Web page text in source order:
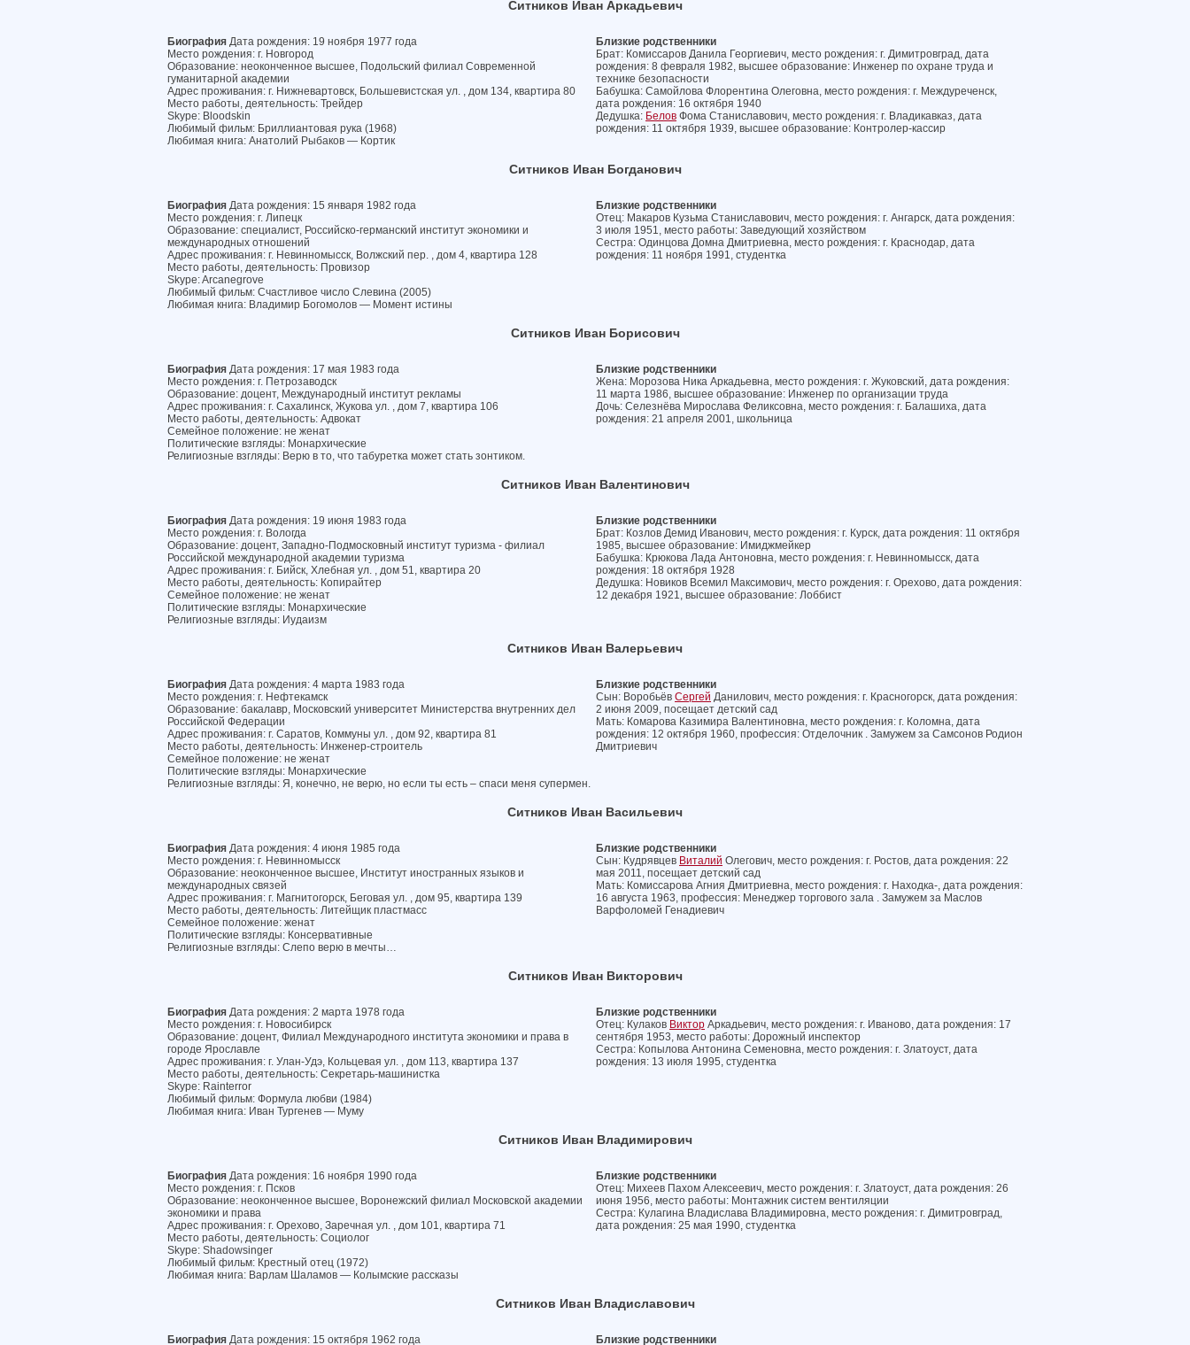
Ситников Иван Аркадьевич
Биография Дата рождения: 19 ноября 1977 года
Место рождения: г. Новгород
Образование: неоконченное высшее, Подольский филиал Современной
гуманитарной академии
Адрес проживания: г. Нижневартовск, Большевистская ул. , дом 134, квартира 80
Место работы, деятельность: Трейдер
Skype: Bloodskin
Любимый фильм: Бриллиантовая рука (1968)
Любимая книга: Анатолий Рыбаков — Кортик
Близкие родственники
Брат: Комиссаров Данила Георгиевич, место рождения: г. Димитровград, дата
рождения: 8 февраля 1982, высшее образование: Инженер по охране труда и
технике безопасности
Бабушка: Самойлова Флорентина Олеговна, место рождения: г. Междуреченск,
дата рождения: 16 октября 1940
Дедушка: Белов Фома Станиславович, место рождения: г. Владикавказ, дата
рождения: 11 октября 1939, высшее образование: Контролер-кассир
Ситников Иван Богданович
Биография Дата рождения: 15 января 1982 года
Место рождения: г. Липецк
Образование: специалист, Российско-германский институт экономики и
международных отношений
Адрес проживания: г. Невинномысск, Волжский пер. , дом 4, квартира 128
Место работы, деятельность: Провизор
Skype: Arcanegrove
Любимый фильм: Счастливое число Слевина (2005)
Любимая книга: Владимир Богомолов — Момент истины
Близкие родственники
Отец: Макаров Кузьма Станиславович, место рождения: г. Ангарск, дата рождения:
3 июля 1951, место работы: Заведующий хозяйством
Сестра: Одинцова Домна Дмитриевна, место рождения: г. Краснодар, дата
рождения: 11 ноября 1991, студентка
Ситников Иван Борисович
Биография Дата рождения: 17 мая 1983 года
Место рождения: г. Петрозаводск
Образование: доцент, Международный институт рекламы
Адрес проживания: г. Сахалинск, Жукова ул. , дом 7, квартира 106
Место работы, деятельность: Адвокат
Семейное положение: не женат
Политические взгляды: Монархические
Религиозные взгляды: Верю в то, что табуретка может стать зонтиком.
Близкие родственники
Жена: Морозова Ника Аркадьевна, место рождения: г. Жуковский, дата рождения:
11 марта 1986, высшее образование: Инженер по организации труда
Дочь: Селезнёва Мирослава Феликсовна, место рождения: г. Балашиха, дата
рождения: 21 апреля 2001, школьница
Ситников Иван Валентинович
Биография Дата рождения: 19 июня 1983 года
Место рождения: г. Вологда
Образование: доцент, Западно-Подмосковный институт туризма - филиал
Российской международной академии туризма
Адрес проживания: г. Бийск, Хлебная ул. , дом 51, квартира 20
Место работы, деятельность: Копирайтер
Семейное положение: не женат
Политические взгляды: Монархические
Религиозные взгляды: Иудаизм
Близкие родственники
Брат: Козлов Демид Иванович, место рождения: г. Курск, дата рождения: 11 октября
1985, высшее образование: Имиджмейкер
Бабушка: Крюкова Лада Антоновна, место рождения: г. Невинномысск, дата
рождения: 18 октября 1928
Дедушка: Новиков Всемил Максимович, место рождения: г. Орехово, дата рождения:
12 декабря 1921, высшее образование: Лоббист
Ситников Иван Валерьевич
Биография Дата рождения: 4 марта 1983 года
Место рождения: г. Нефтекамск
Образование: бакалавр, Московский университет Министерства внутренних дел
Российской Федерации
Адрес проживания: г. Саратов, Коммуны ул. , дом 92, квартира 81
Место работы, деятельность: Инженер-строитель
Семейное положение: не женат
Политические взгляды: Монархические
Религиозные взгляды: Я, конечно, не верю, но если ты есть – спаси меня супермен.
Близкие родственники
Сын: Воробьёв Сергей Данилович, место рождения: г. Красногорск, дата рождения:
2 июня 2009, посещает детский сад
Мать: Комарова Казимира Валентиновна, место рождения: г. Коломна, дата
рождения: 12 октября 1960, профессия: Отделочник . Замужем за Самсонов Родион
Дмитриевич
Ситников Иван Васильевич
Биография Дата рождения: 4 июня 1985 года
Место рождения: г. Невинномысск
Образование: неоконченное высшее, Институт иностранных языков и
международных связей
Адрес проживания: г. Магнитогорск, Беговая ул. , дом 95, квартира 139
Место работы, деятельность: Литейщик пластмасс
Семейное положение: женат
Политические взгляды: Консервативные
Религиозные взгляды: Слепо верю в мечты…
Близкие родственники
Сын: Кудрявцев Виталий Олегович, место рождения: г. Ростов, дата рождения: 22
мая 2011, посещает детский сад
Мать: Комиссарова Агния Дмитриевна, место рождения: г. Находка-, дата рождения:
16 августа 1963, профессия: Менеджер торгового зала . Замужем за Маслов
Варфоломей Генадиевич
Ситников Иван Викторович
Биография Дата рождения: 2 марта 1978 года
Место рождения: г. Новосибирск
Образование: доцент, Филиал Международного института экономики и права в
городе Ярославле
Адрес проживания: г. Улан-Удэ, Кольцевая ул. , дом 113, квартира 137
Место работы, деятельность: Секретарь-машинистка
Skype: Rainterror
Любимый фильм: Формула любви (1984)
Любимая книга: Иван Тургенев — Муму
Близкие родственники
Отец: Кулаков Виктор Аркадьевич, место рождения: г. Иваново, дата рождения: 17
сентября 1953, место работы: Дорожный инспектор
Сестра: Копылова Антонина Семеновна, место рождения: г. Златоуст, дата
рождения: 13 июля 1995, студентка
Ситников Иван Владимирович
Биография Дата рождения: 16 ноября 1990 года
Место рождения: г. Псков
Образование: неоконченное высшее, Воронежский филиал Московской академии
экономики и права
Адрес проживания: г. Орехово, Заречная ул. , дом 101, квартира 71
Место работы, деятельность: Социолог
Skype: Shadowsinger
Любимый фильм: Крестный отец (1972)
Любимая книга: Варлам Шаламов — Колымские рассказы
Близкие родственники
Отец: Михеев Пахом Алексеевич, место рождения: г. Златоуст, дата рождения: 26
июня 1956, место работы: Монтажник систем вентиляции
Сестра: Кулагина Владислава Владимировна, место рождения: г. Димитровград,
дата рождения: 25 мая 1990, студентка
Ситников Иван Владиславович
Биография Дата рождения: 15 октября 1962 года Близкие родственники